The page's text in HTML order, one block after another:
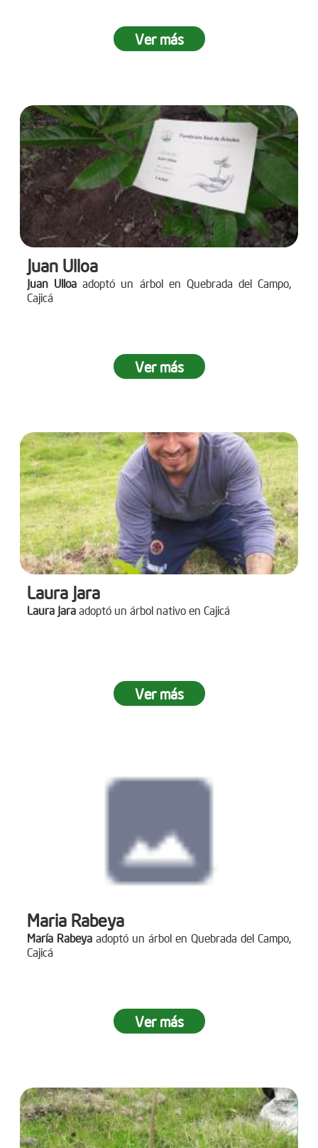
Ver más
Juan Ulloa
Juan Ulloa adoptó un árbol en Quebrada del Campo,
Cajicá
Ver más
Laura Jara
Laura Jara adoptó un árbol nativo en Cajicá
Ver más
Maria Rabeya
María Rabeyaadoptó un árbol en Quebrada del Campo,
Cajicá
Ver más